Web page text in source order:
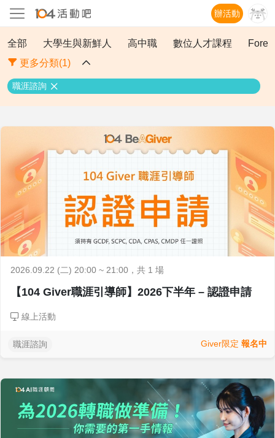
辦活動
全部 大學生與新鮮人 高中職 數位人才課程
更多分類(1)
職涯諮詢
2026.09.22 (二) 20:00 ~ 21:00 ，共 1 場
【104 Giver職涯引導師】2026下半年 – 認證申請
線上活動
職涯諮詢 Giver限定 報名中